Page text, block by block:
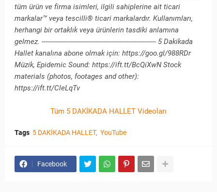
tüm ürün ve firma isimleri, ilgili sahiplerine ait ticari
markalar™ veya tescilli® ticari markalardır. Kullanımları,
herhangi bir ortaklık veya ürünlerin tasdiki anlamına
gelmez. ----------------------------------------------------------- 5 Dakikada
Hallet kanalına abone olmak için: https://goo.gl/988RDr
Müzik, Epidemic Sound: https://ift.tt/BcQiXwN Stock
materials (photos, footages and other):
https://ift.tt/CleLqTv
Tüm 5 DAKİKADA HALLET Videoları
Tags 5 DAKİKADA HALLET YouTube
Facebook